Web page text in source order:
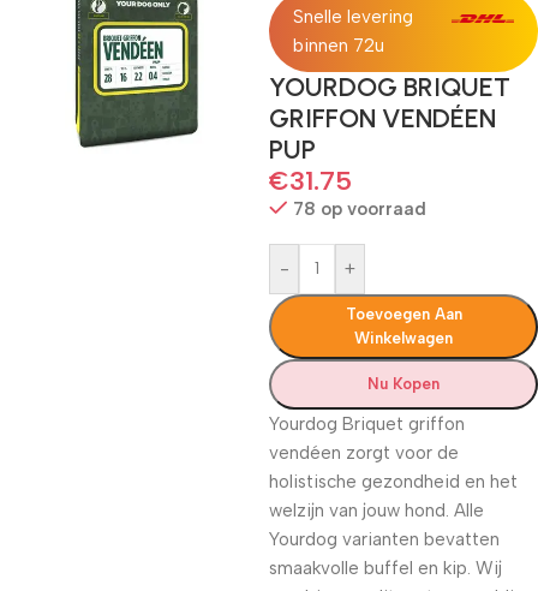
Snelle levering
binnen 72u
YOURDOG BRIQUET
GRIFFON VENDÉEN
PUP
€31.75
78 op voorraad
- +
Toevoegen Aan
Winkelwagen
Nu Kopen
Yourdog Briquet griffon
vendéen zorgt voor de
holistische gezondheid en het
welzijn van jouw hond. Alle
Yourdog varianten bevatten
smaakvolle buffel en kip. Wij